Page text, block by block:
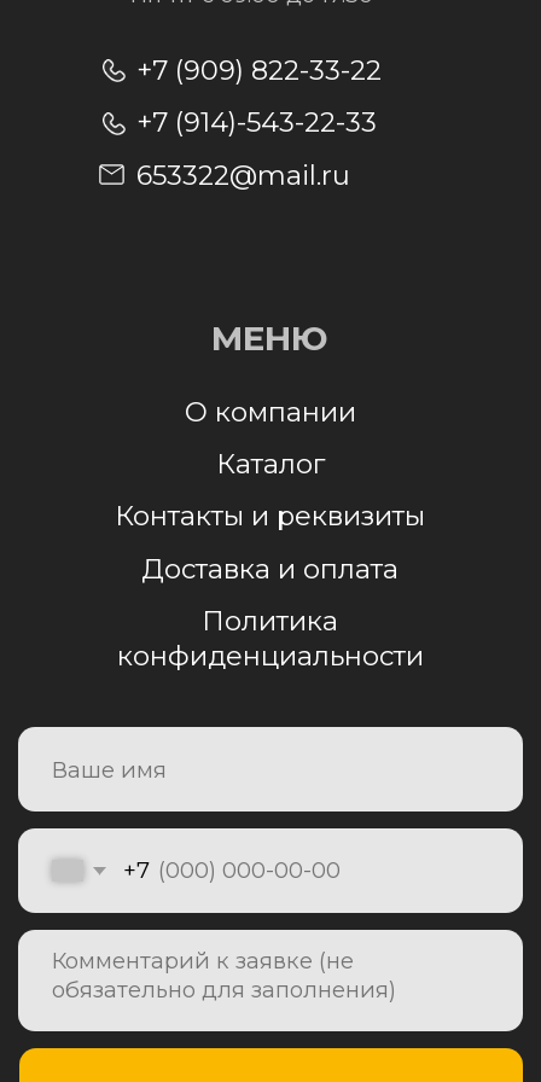
Отправить заявку
Отправляя заявку, я даю согласие на
обработку персональных данных